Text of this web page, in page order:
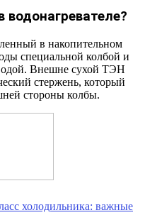
в накопительном
специальной колбой и
Внешне сухой ТЭН
стержень, который
стороны колбы.
холодильника: важные